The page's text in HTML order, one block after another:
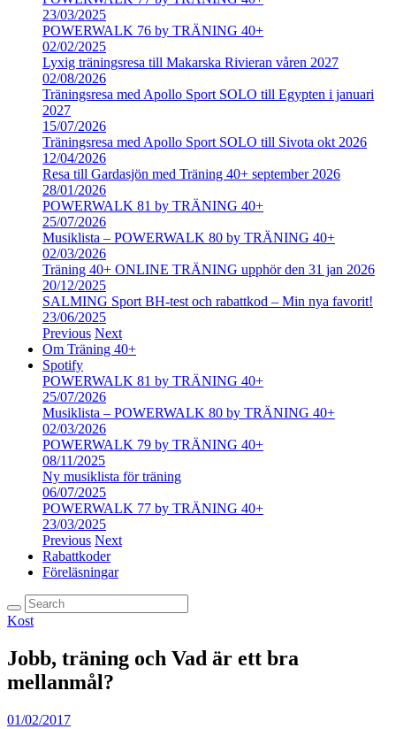
23/03/2025
POWERWALK 76 by TRÄNING 40+
02/02/2025
Lyxig träningsresa till Makarska Rivieran våren 2027
02/08/2026
Träningsresa med Apollo Sport SOLO till Egypten i januari
2027
15/07/2026
Träningsresa med Apollo Sport SOLO till Sivota okt 2026
12/04/2026
Resa till Gardasjön med Träning 40+ september 2026
28/01/2026
POWERWALK 81 by TRÄNING 40+
25/07/2026
Musiklista – POWERWALK 80 by TRÄNING 40+
02/03/2026
Träning 40+ ONLINE TRÄNING upphör den 31 jan 2026
20/12/2025
SALMING Sport BH-test och rabattkod – Min nya favorit!
23/06/2025
Previous Next
Om Träning 40+
Spotify
POWERWALK 81 by TRÄNING 40+
25/07/2026
Musiklista – POWERWALK 80 by TRÄNING 40+
02/03/2026
POWERWALK 79 by TRÄNING 40+
08/11/2025
Ny musiklista för träning
06/07/2025
POWERWALK 77 by TRÄNING 40+
23/03/2025
Previous Next
Rabattkoder
Föreläsningar
Kost
Jobb, träning och Vad är ett bra
mellanmål?
01/02/2017